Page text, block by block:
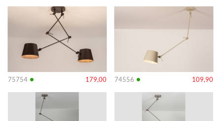
75754 • 179,00
Info
74556 • 109,90
Info
Info Info